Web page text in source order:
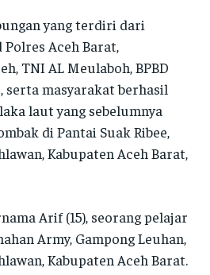
yang terdiri dari
Aceh Barat,
TNI AL Meulaboh, BPBD
serta masyarakat berhasil
laut yang sebelumnya
di Pantai Suak Ribee,
Kabupaten Aceh Barat,
Arif (15), seorang pelajar
Army, Gampong Leuhan,
Kabupaten Aceh Barat.